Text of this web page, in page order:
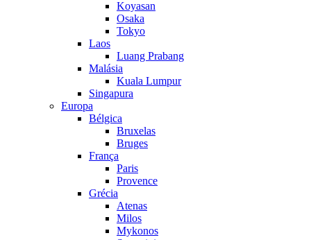
Koyasan
Osaka
Tokyo
Laos
Luang Prabang
Malásia
Kuala Lumpur
Singapura
Europa
Bélgica
Bruxelas
Bruges
França
Paris
Provence
Grécia
Atenas
Milos
Mykonos